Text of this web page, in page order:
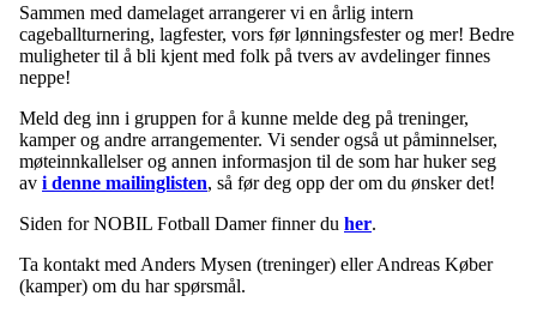
Sammen med damelaget arrangerer vi en årlig intern
cageballturnering, lagfester, vors før lønningsfester og mer! Bedre
muligheter til å bli kjent med folk på tvers av avdelinger finnes
neppe!
Meld deg inn i gruppen for å kunne melde deg på treninger,
kamper og andre arrangementer. Vi sender også ut påminnelser,
møteinnkallelser og annen informasjon til de som har huker seg
av i denne mailinglisten, så før deg opp der om du ønsker det!
Siden for NOBIL Fotball Damer finner du her.
Ta kontakt med Anders Mysen (treninger) eller Andreas Køber
(kamper) om du har spørsmål.